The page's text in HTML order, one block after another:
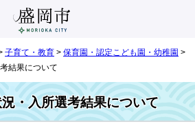
子育て・教育 > 保育園・認定こども園・幼稚園 >
結果について
・入所選考結果について